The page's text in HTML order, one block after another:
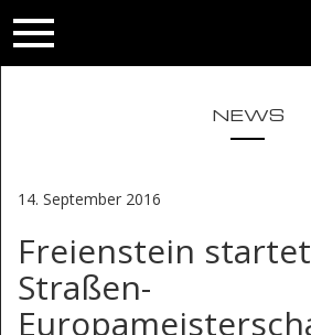
NEWS
14. September 2016
Freienstein
Straßen-